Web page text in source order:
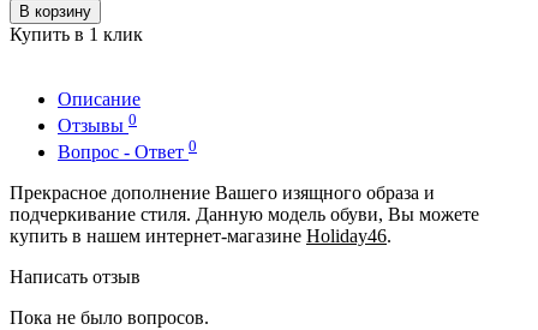
В корзину
Купить в 1 клик
Описание
Отзывы 0
Вопрос - Ответ 0
Прекрасное дополнение Вашего изящного образа и
подчеркивание стиля. Данную модель обуви, Вы можете
купить в нашем интернет-магазине Holiday46.
Написать отзыв
Пока не было вопросов.